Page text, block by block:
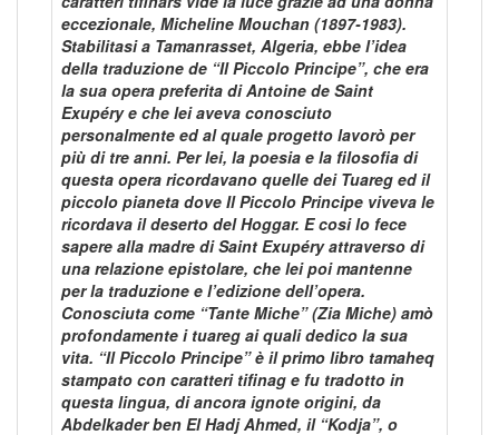
eccezionale, Micheline Mouchan (1897-1983).
Stabilitasi a Tamanrasset, Algeria, ebbe l’idea
della traduzione de “Il Piccolo Principe”, che era
la sua opera preferita di Antoine de Saint
Exupéry e che lei aveva conosciuto
personalmente ed al quale progetto lavorò per
più di tre anni. Per lei, la poesia e la filosofia di
questa opera ricordavano quelle dei Tuareg ed il
piccolo pianeta dove Il Piccolo Principe viveva le
ricordava il deserto del Hoggar. E cosi lo fece
sapere alla madre di Saint Exupéry attraverso di
una relazione epistolare, che lei poi mantenne
per la traduzione e l’edizione dell’opera.
Conosciuta come “Tante Miche” (Zia Miche) amò
profondamente i tuareg ai quali dedico la sua
vita. “Il Piccolo Principe” è il primo libro tamaheq
stampato con caratteri tifinag e fu tradotto in
questa lingua, di ancora ignote origini, da
Abdelkader ben El Hadj Ahmed, il “Kodja”, o